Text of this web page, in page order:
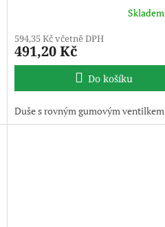
Skladem
594,35 Kč včetně DPH
491,20 Kč
Do košíku
Duše s rovným gumovým ventilkem